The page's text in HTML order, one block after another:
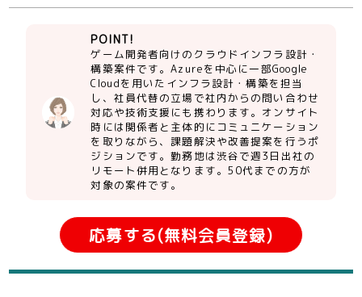
POINT!
ゲーム開発者向けのクラウドインフラ設計・
構築案件です。Azureを中心に一部Google
Cloudを用いたインフラ設計・構築を担当
し、社員代替の立場で社内からの問い合わせ
対応や技術支援にも携わります。オンサイト
時には関係者と主体的にコミュニケーション
を取りながら、課題解決や改善提案を行うポ
ジションです。勤務地は渋谷で週3日出社の
リモート併用となります。50代までの方が
対象の案件です。
応募する(無料会員登録)